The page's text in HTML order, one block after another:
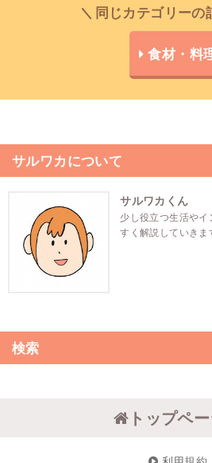
同じカテゴリーの
食材・料
サルワカについて
サルワカくん
少し役立つ生活や
すく解説していきま
検索
トップペ